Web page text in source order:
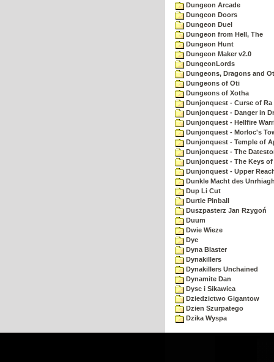
Dungeon Arcade
Dungeon Doors
Dungeon Duel
Dungeon from Hell, The
Dungeon Hunt
Dungeon Maker v2.0
DungeonLords
Dungeons, Dragons and
Dungeons of Oti
Dungeons of Xotha
Dunjonquest - Curse of Ra
Dunjonquest - Danger in
Dunjonquest - Hellfire
Dunjonquest - Morloc's
Dunjonquest - Temple of
Dunjonquest - The
Dunjonquest - The Keys
Dunjonquest - Upper
Dunkle Macht des
Dup Li Cut
Durtle Pinball
Duszpasterz Jan Rzygoń
Duum
Dwie Wieze
Dye
Dyna Blaster
Dynakillers
Dynakillers Unchained
Dynamite Dan
Dysc i Sikawica
Dziedzictwo Gigantow
Dzien Szurpatego
Dzika Wyspa